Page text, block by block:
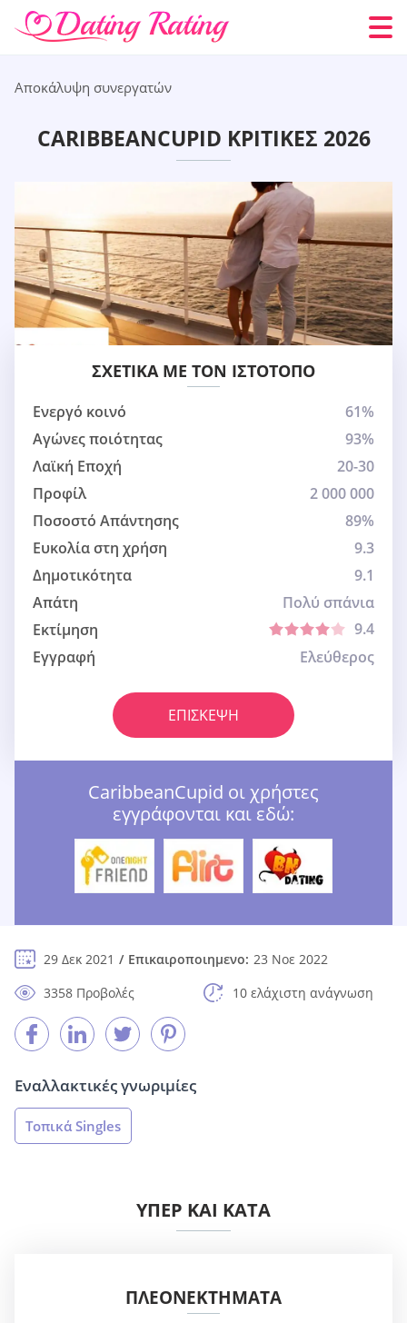
Αποκάλυψη συνεργατών
CARIBBEANCUPID ΚΡΙΤΙΚΈΣ 2026
ΣΧΕΤΙΚΆ ΜΕ ΤΟΝ ΙΣΤΌΤΟΠΟ
Ενεργό κοινό
61%
Αγώνες ποιότητας
93%
Λαϊκή Εποχή
20-30
Προφίλ
2 000 000
Ποσοστό Απάντησης
89%
Ευκολία στη χρήση
9.3
Δημοτικότητα
9.1
Απάτη
Πολύ σπάνια
Εκτίμηση
9.4
Εγγραφή
Ελεύθερος
ΕΠΊΣΚΕΨΗ
CaribbeanCupid οι χρήστες
εγγράφονται και εδώ:
29 Δεκ 2021 Επικαιροποιημενο: 23 Νοε 2022
3358 Προβολές
10 ελάχιστη ανάγνωση
Εναλλακτικές γνωριμίες
Τοπικά Singles
ΥΠΈΡ ΚΑΙ ΚΑΤΆ
ΠΛΕΟΝΕΚΤΉΜΑΤΑ